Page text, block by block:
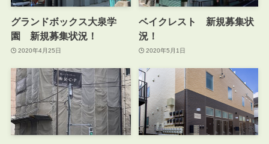
グランドボックス大泉学
園 新規募集状況！
2020年4月25日
ベイクレスト 新規募集状
況！
2020年5月1日